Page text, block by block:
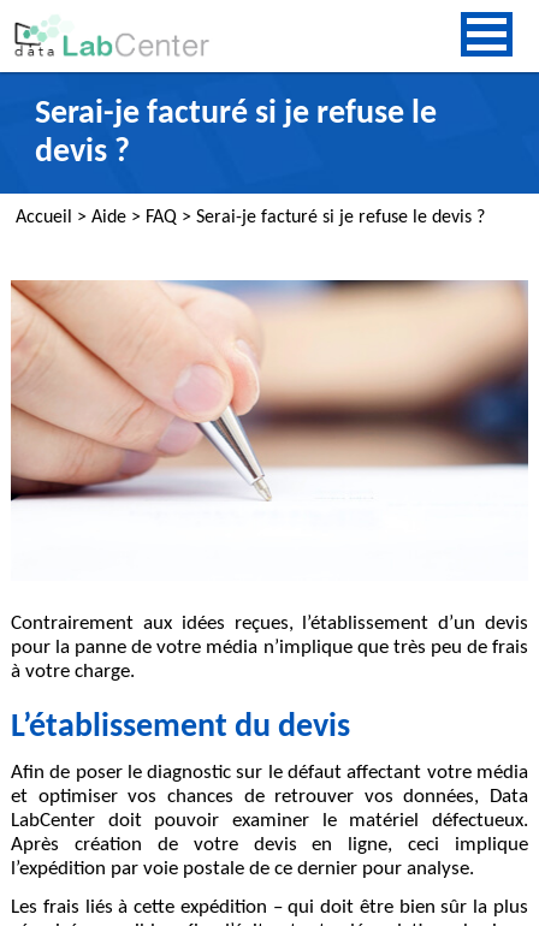
Serai-je facturé si je refuse le
devis ?
Accueil >Aide > FAQ >Serai-je facturé si je refuse le devis ?
Contrairement aux idées reçues, l’établissement d’un devis
pour la panne de votre média n’implique que très peu de frais
à votre charge.
L’établissement du devis
Afin de poser le diagnostic sur le défaut affectant votre média
et optimiser vos chances de retrouver vos données, Data
LabCenter doit pouvoir examiner le matériel défectueux.
Après création de votre devis en ligne, ceci implique
l’expédition par voie postale de ce dernier pour analyse.
Les frais liés à cette expédition – qui doit être bien sûr la plus